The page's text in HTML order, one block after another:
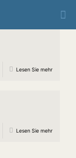
Lesen Sie mehr
Lesen Sie mehr